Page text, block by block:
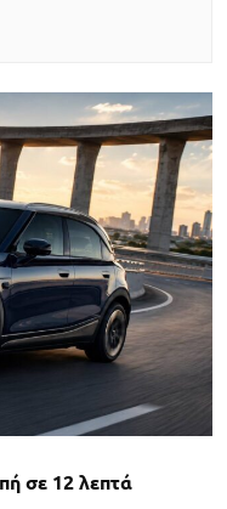
σε 12 λεπτά